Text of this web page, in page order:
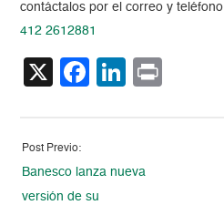
contáctalos por el correo y
412 2612881
X Facebook
LinkedIn
Post Previo:
Banesco lanza nueva
versión de su